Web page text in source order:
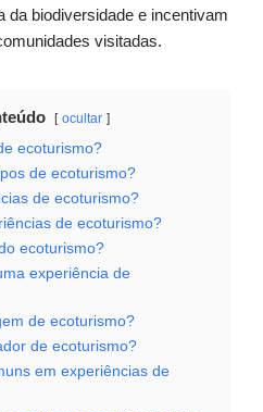
da biodiversidade e incentivam
visitadas.
ocultar
ecoturismo?
de ecoturismo?
de ecoturismo?
de ecoturismo?
ecoturismo?
experiência de
de ecoturismo?
de ecoturismo?
em experiências de